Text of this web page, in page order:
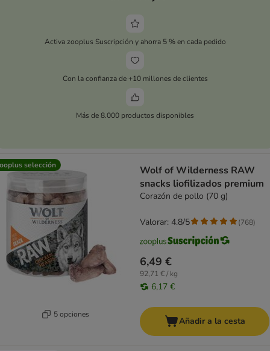
Activa zooplus Suscripción y ahorra 5 % en cada pedido
Con la confianza de +10 millones de clientes
Más de 8.000 productos disponibles
selección
5 opciones
Wolf of Wilderness RAW
snacks liofilizados premium
Corazón de pollo (70 g)
6,49 €
92,71 € / kg
6,17 €
Valorar: 4.8/5 (768)
Añadir a la cesta